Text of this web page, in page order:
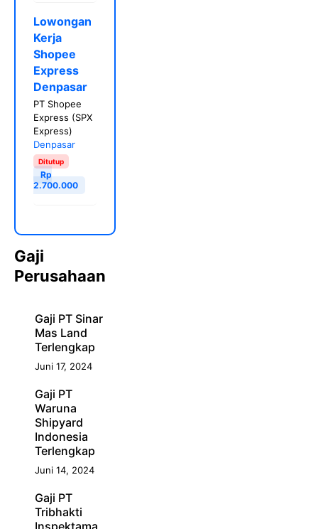
Lowongan
Kerja
Shopee
Express
Denpasar
PT Shopee
Express (SPX
Express)
Denpasar
Ditutup
Rp
2.700.000
Gaji
Perusahaan
Gaji PT Sinar
Mas Land
Terlengkap
Juni 17, 2024
Gaji PT
Waruna
Shipyard
Indonesia
Terlengkap
Juni 14, 2024
Gaji PT
Tribhakti
Inspektama